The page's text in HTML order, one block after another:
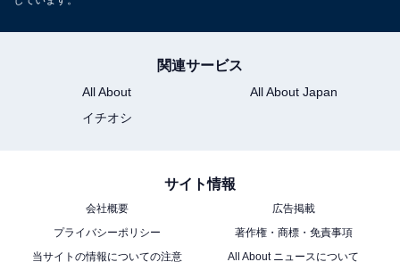
関連サービス
All About
All About Japan
イチオシ
サイト情報
会社概要
広告掲載
プライバシーポリシー
著作権・商標・免責事項
当サイトの情報についての注意
All About ニュースについて